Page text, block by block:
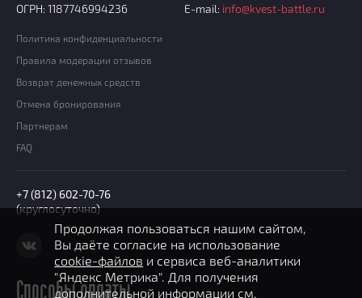
ОГРН: 1187746994236
E-mail: info@kvest-battle.ru
Политика конфиденциальности
Правила модерации отзывов
Возврат денежных средств
Отмена бронирования
Партнерам
FAQ
+7 (812) 602-70-76
(круглосуточно)
Способы оплаты
Продолжая пользоваться нашим сайтом,
Вы даёте согласие на использование
cookie-файлов и сервиса веб-аналитики
"Яндекс Метрика". Для получения
дополнительной информации см.